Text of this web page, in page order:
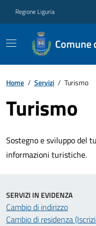
Regione Liguria
Comune
Home / Servizi / Turismo
Turismo
Sostegno e sviluppo del
informazioni turistiche.
SERVIZI IN EVIDENZA
Cambio di indirizzo
Cambio di residenza